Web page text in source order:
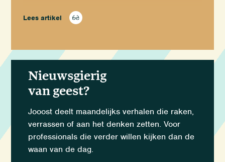
Lees artikel
Nieuwsgierig
van geest?
Jooost deelt maandelijks verhalen die raken,
verrassen of aan het denken zetten. Voor
professionals die verder willen kijken dan de
waan van de dag.